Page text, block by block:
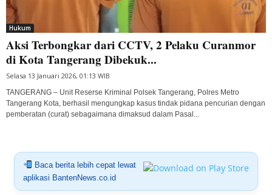
Hukum
Aksi Terbongkar dari CCTV, 2 Pelaku Curanmor
di Kota Tangerang Dibekuk...
Selasa 13 Januari 2026, 01:13 WIB
TANGERANG – Unit Reserse Kriminal Polsek Tangerang, Polres Metro
Tangerang Kota, berhasil mengungkap kasus tindak pidana pencurian dengan
pemberatan (curat) sebagaimana dimaksud dalam Pasal...
Baca berita lebih cepat lewat
aplikasi BantenNews.co.id